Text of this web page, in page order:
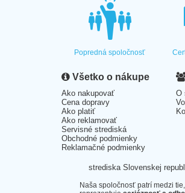
Popredná spoločnosť
Všetko o nákupe
Ako nakupovať
Cena dopravy
Ako platiť
Ako reklamovať
Servisné strediská
Obchodné podmienky
Reklamačné podmienky
O
strediska Slovenskej
Naša spoločnosť patrí medzi